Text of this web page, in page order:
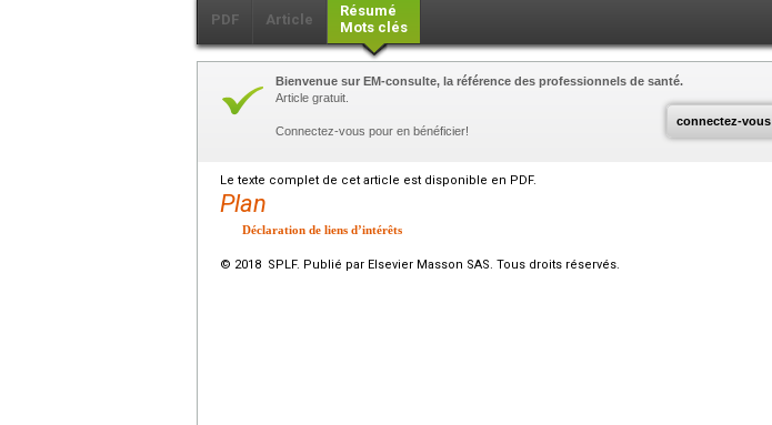
PDF Article
Résumé
Mots clés
connectez-vous
Bienvenue sur EM-consulte, la référence des professionnels de santé.
Article gratuit.
Connectez-vous pour en bénéficier!
Le texte complet de cet article est disponible en PDF.
Plan
Déclaration de liens d’intérêts
© 2018 SPLF. Publié par Elsevier Masson SAS. Tous droits réservés.